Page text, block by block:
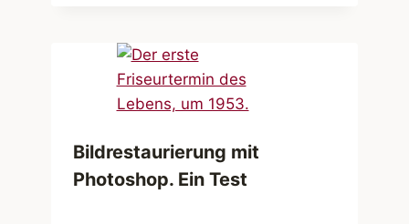
Bildrestaurierung mit
Photoshop. Ein Test